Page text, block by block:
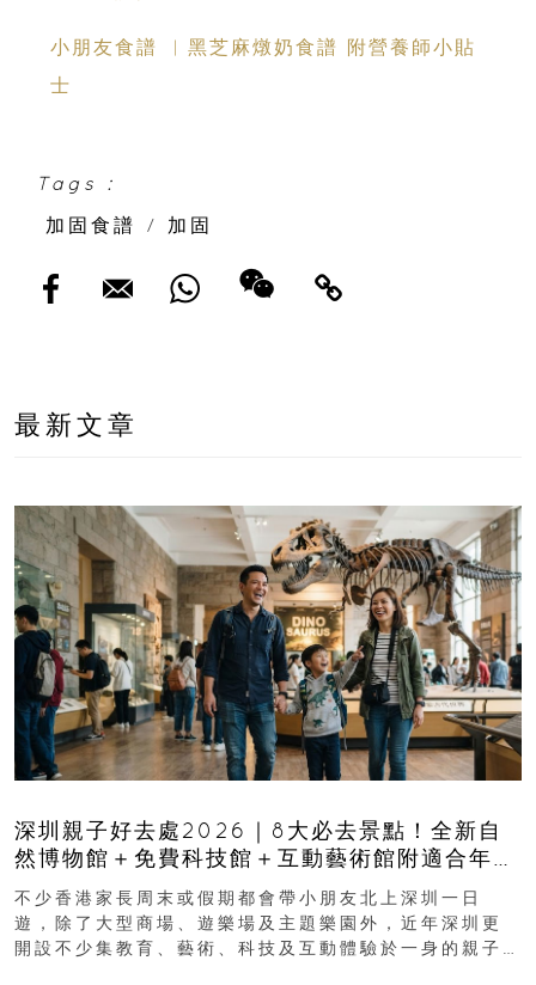
小朋友食譜 ︳黑芝麻燉奶食譜 附營養師小貼
士
Tags :
加固食譜
/ 加固
最新文章
深圳親子好去處2026｜8大必去景點！全新自
然博物館＋免費科技館＋互動藝術館附適合年
齡、交通、門票、開放時間
不少香港家長周末或假期都會帶小朋友北上深圳一日
遊，除了大型商場、遊樂場及主題樂園外，近年深圳更
開設不少集教育、藝術、科技及互動體驗於一身的親子